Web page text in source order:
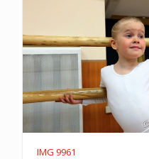
IMG 9961